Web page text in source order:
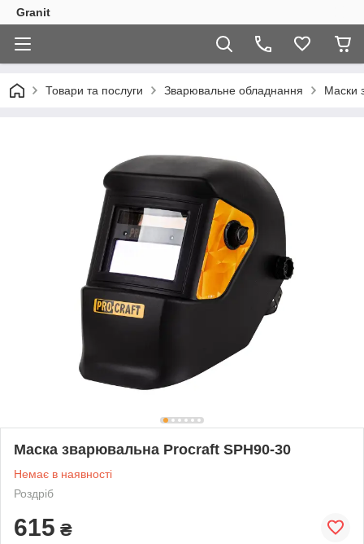
Granit
Товари та послуги Зварювальне обладнання Маски
Маска зварювальна Procraft SPH90-30
Немає в наявності
Роздріб
615 ₴